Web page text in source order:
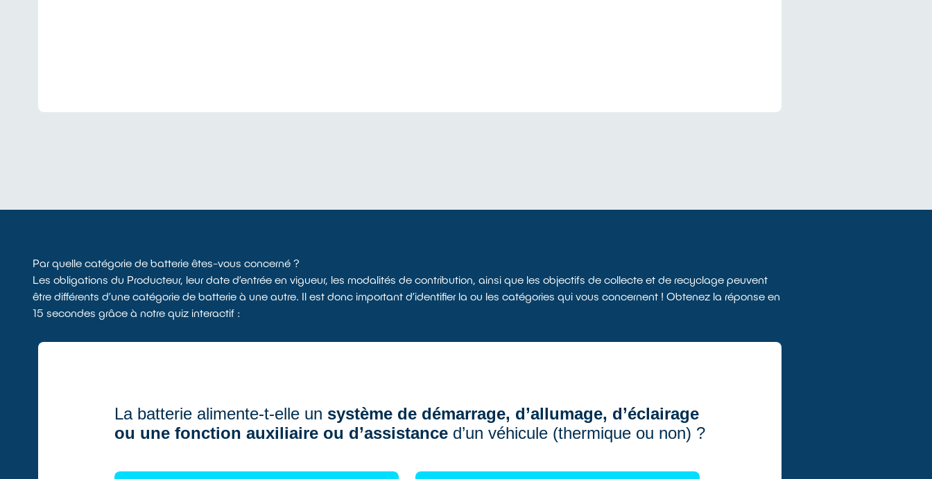
Par quelle catégorie de batterie êtes-vous concerné ?
Les obligations du Producteur, leur date d’entrée en vigueur, les modalités de contribution, ainsi que les objectifs de collecte et de recyclage peuvent
être différents d’une catégorie de batterie à une autre. Il est donc important d’identifier la ou les catégories qui vous concernent ! Obtenez la réponse en
15 secondes grâce à notre quiz interactif :